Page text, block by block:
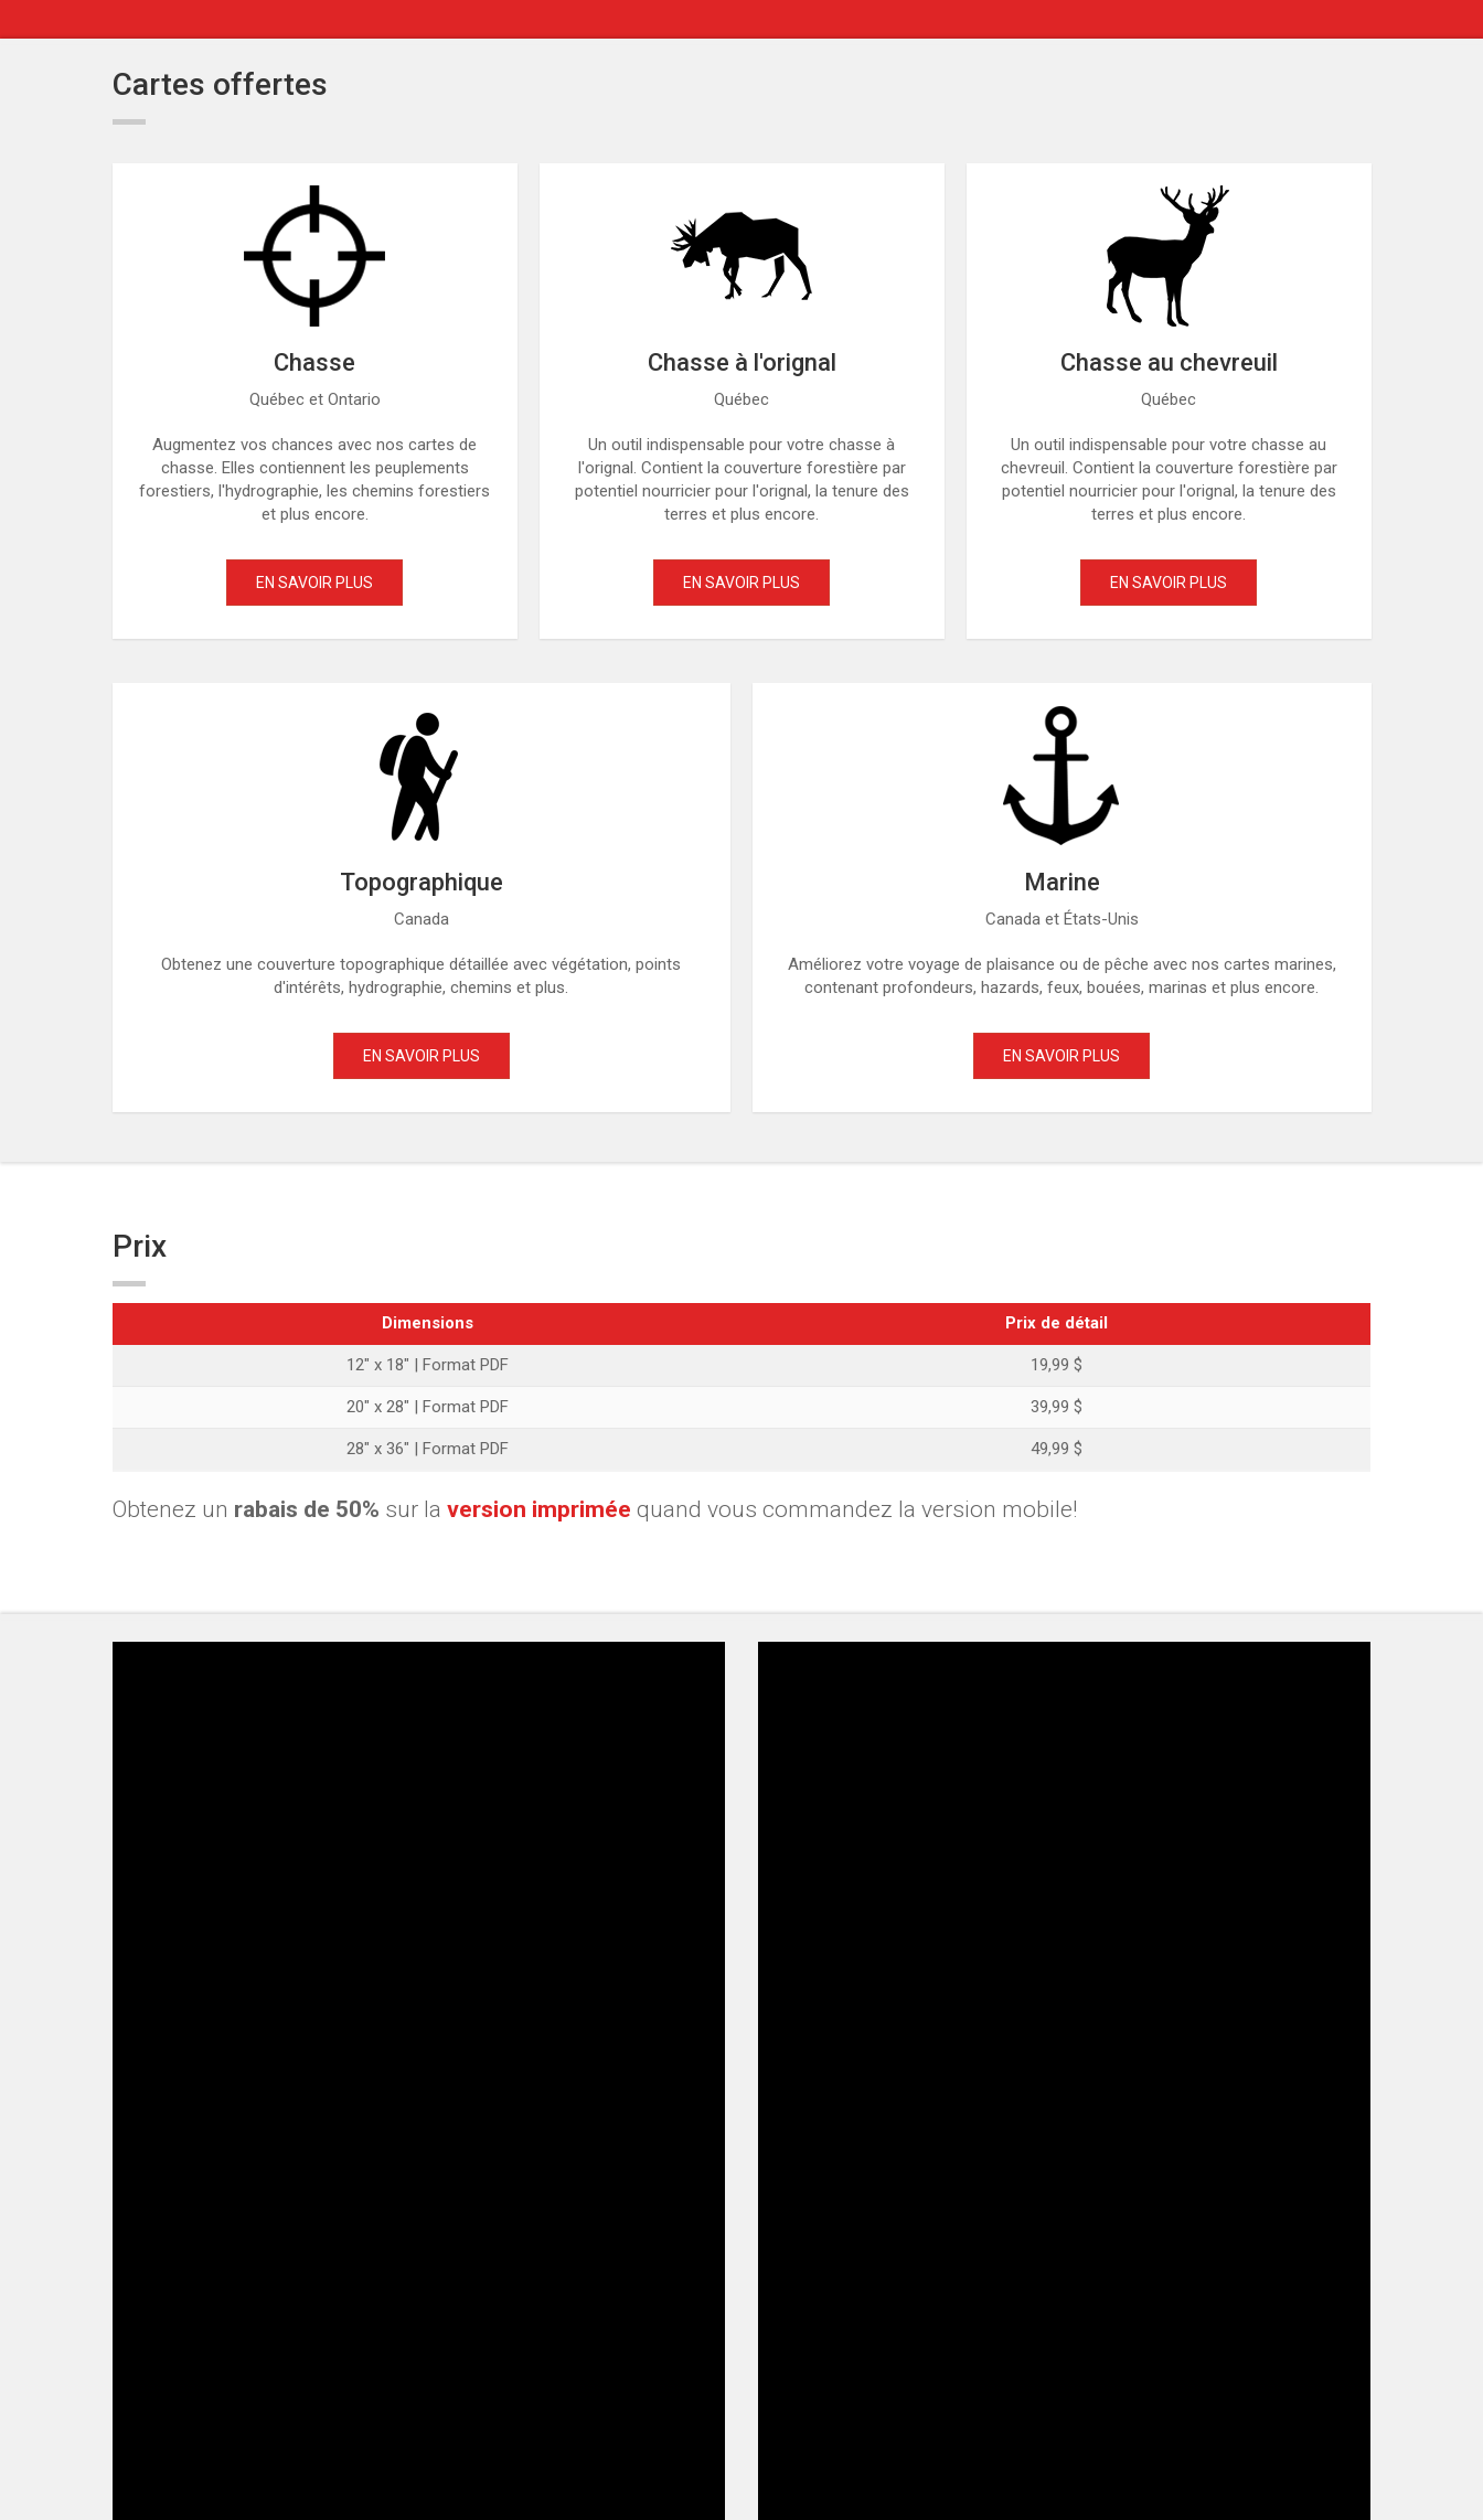
Cartes offertes
Chasse
Québec et Ontario
Augmentez vos chances avec nos cartes de
chasse. Elles contiennent les peuplements
forestiers, l'hydrographie, les chemins forestiers
et plus encore.
EN SAVOIR PLUS
Chasse à l'orignal
Québec
Un outil indispensable pour votre chasse à
l'orignal. Contient la couverture forestière par
potentiel nourricier pour l'orignal, la tenure des
terres et plus encore.
EN SAVOIR PLUS
Chasse au chevreuil
Québec
Un outil indispensable pour votre chasse au
chevreuil. Contient la couverture forestière par
potentiel nourricier pour l'orignal, la tenure des
terres et plus encore.
EN SAVOIR PLUS
Topographique
Canada
Obtenez une couverture topographique détaillée avec végétation, points
d'intérêts, hydrographie, chemins et plus.
EN SAVOIR PLUS
Marine
Canada et États-Unis
Améliorez votre voyage de plaisance ou de pêche avec nos cartes marines,
contenant profondeurs, hazards, feux, bouées, marinas et plus encore.
EN SAVOIR PLUS
Prix
Dimensions Prix de détail
12" x 18" | Format PDF 19,99 $
20" x 28" | Format PDF 39,99 $
28" x 36" | Format PDF 49,99 $
Obtenez un rabais de 50% sur la version imprimée quand vous commandez la version mobile!